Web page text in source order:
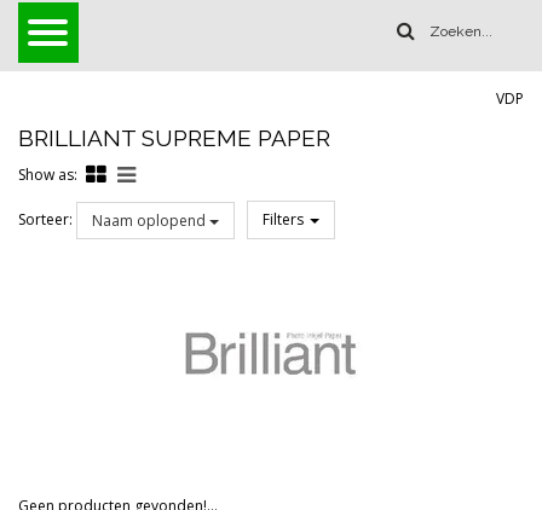
VDP
BRILLIANT SUPREME PAPER
Show as:
Sorteer: Naam oplopend Filters
Geen producten gevonden!...